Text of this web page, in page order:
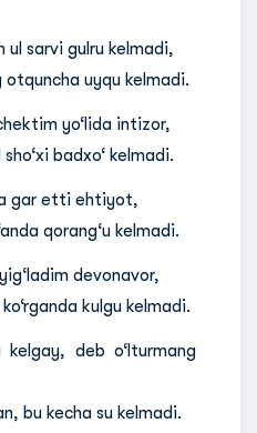
ul sarvi gulru kelmadi,
otquncha uyqu kelmadi.
yo‘lida intizor,
badxo‘ kelmadi.
gar etti ehtiyot,
qorang‘u kelmadi.
devonavor,
kulgu kelmadi.
kelgay, deb o‘lturmang
bu kecha su kelmadi.